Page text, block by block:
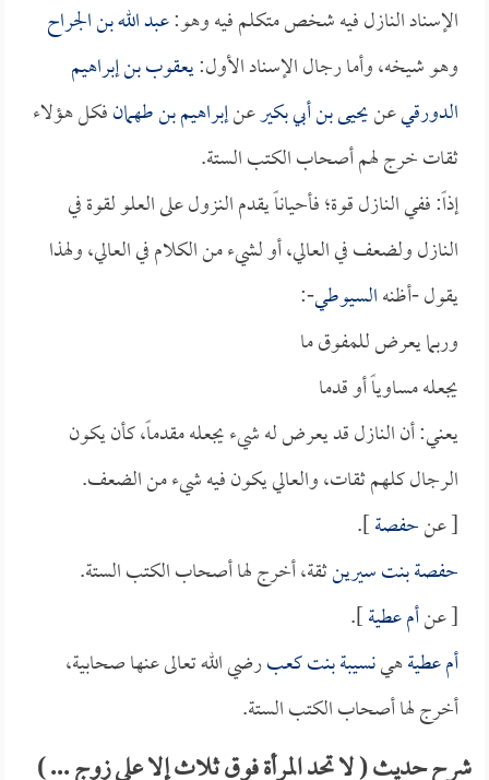
الإسناد النازل فيه شخص متكلم فيه وهو:عبد الله بن الجراح
وهو شيخه، وأما رجال الإسناد الأول:يعقوب بن إبراهيم
الدورقيعنيحيى بن أبي بكيرعنإبراهيم بن طهمانفكل هؤلاء
ثقات خرج لهم أصحاب الكتب الستة.
إذاً: ففي النازل قوة؛ فأحياناً يقدم النزول على العلو لقوة في
النازل ولضعف في العالي، أو لشيء من الكلام في العالي، ولهذا
يقول -أظنهالسيوطي-:
وربما يعرض للمفوق ما
يجعله مساوياً أو قدما
يعني: أن النازل قد يعرض له شيء يجعله مقدماً، كأن يكون
الرجال كلهم ثقات، والعالي يكون فيه شيء من الضعف.
[ عنحفصة].
حفصة بنت سيرينثقة، أخرج لها أصحاب الكتب الستة.
[ عنأم عطية].
أم عطيةهينسيبة بنت كعبرضي الله تعالى عنها صحابية،
أخرج لها أصحاب الكتب الستة.